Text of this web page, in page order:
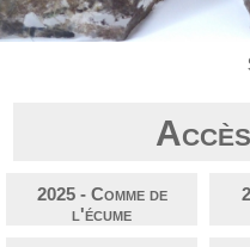
2025 - Comme de
l'écume